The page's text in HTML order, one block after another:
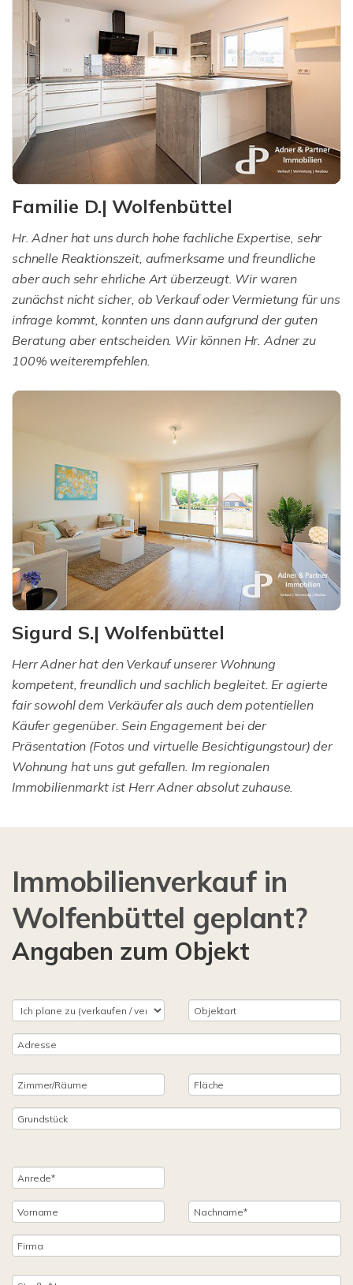
Familie D.| Wolfenbüttel
Hr. Adner hat uns durch hohe fachliche Expertise, sehr
schnelle Reaktionszeit, aufmerksame und freundliche
aber auch sehr ehrliche Art überzeugt. Wir waren
zunächst nicht sicher, ob Verkauf oder Vermietung für uns
infrage kommt, konnten uns dann aufgrund der guten
Beratung aber entscheiden. Wir können Hr. Adner zu
100% weiterempfehlen.
Sigurd S.| Wolfenbüttel
Herr Adner hat den Verkauf unserer Wohnung
kompetent, freundlich und sachlich begleitet. Er agierte
fair sowohl dem Verkäufer als auch dem potentiellen
Käufer gegenüber. Sein Engagement bei der
Präsentation (Fotos und virtuelle Besichtigungstour) der
Wohnung hat uns gut gefallen. Im regionalen
Immobilienmarkt ist Herr Adner absolut zuhause.
Immobilienverkauf in
Wolfenbüttel geplant?
Angaben zum Objekt